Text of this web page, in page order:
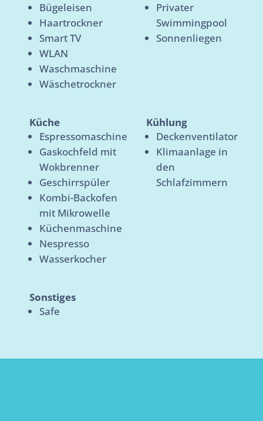
Bügeleisen
Haartrockner
Smart TV
WLAN
Waschmaschine
Wäschetrockner
Privater
Swimmingpool
Sonnenliegen
Küche
Espressomaschine
Gaskochfeld mit
Wokbrenner
Geschirrspüler
Kombi-Backofen
mit Mikrowelle
Küchenmaschine
Nespresso
Wasserkocher
Kühlung
Deckenventilator
Klimaanlage in
den
Schlafzimmern
Sonstiges
Safe